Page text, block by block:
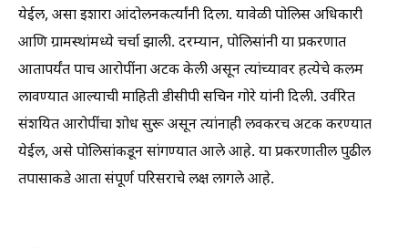
येईल, असा इशारा आंदोलनकर्त्यांनी दिला. यावेळी पोलिस अधिकारी
आणि ग्रामस्थांमध्ये चर्चा झाली. दरम्यान, पोलिसांनी या प्रकरणात
आतापर्यंत पाच आरोपींना अटक केली असून त्यांच्यावर हत्येचे कलम
लावण्यात आल्याची माहिती डीसीपी सचिन गोरे यांनी दिली. उर्वरित
संशयित आरोपींचा शोध सुरू असून त्यांनाही लवकरच अटक करण्यात
येईल, असे पोलिसांकडून सांगण्यात आले आहे. या प्रकरणातील पुढील
तपासाकडे आता संपूर्ण परिसराचे लक्ष लागले आहे.